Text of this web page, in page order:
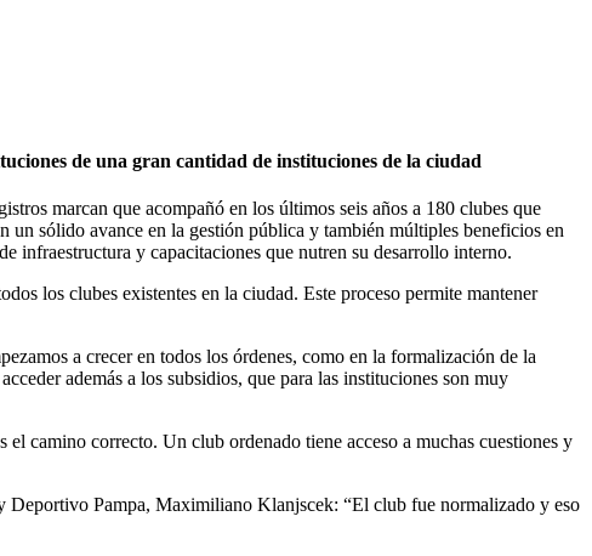
de una gran cantidad de instituciones de la ciudad
marcan que acompañó en los últimos seis años a 180 clubes que
un sólido avance en la gestión pública y también múltiples beneficios en
infraestructura y capacitaciones que nutren su desarrollo interno.
los clubes existentes en la ciudad. Este proceso permite mantener
a crecer en todos los órdenes, como en la formalización de la
además a los subsidios, que para las instituciones son muy
camino correcto. Un club ordenado tiene acceso a muchas cuestiones y
Deportivo Pampa, Maximiliano Klanjscek: “El club fue normalizado y eso